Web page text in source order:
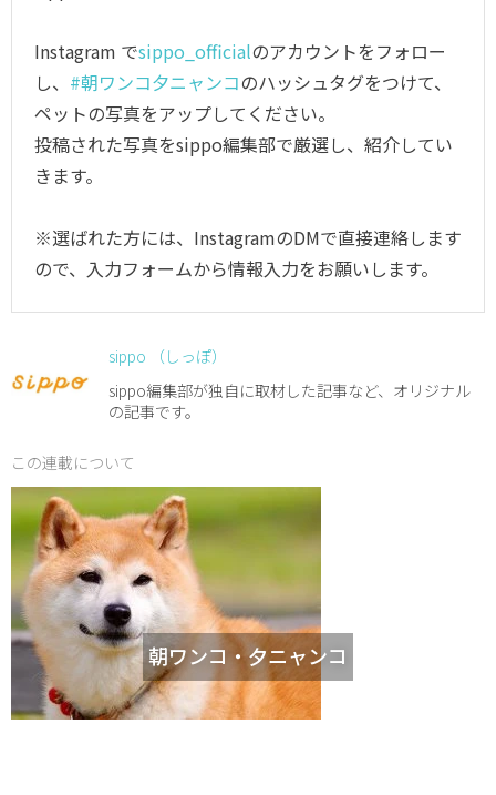
Instagram でsippo_officialのアカウントをフォロー
し、 #朝ワンコ夕ニャンコのハッシュタグをつけて、
ペットの写真をアップしてください。
投稿された写真をsippo編集部で厳選し、紹介してい
きます。
※選ばれた方には、InstagramのDMで直接連絡します
ので、入力フォームから情報入力をお願いします。
sippo （しっぽ）
sippo編集部が独自に取材した記事など、オリジナル
の記事です。
この連載について
朝ワンコ・夕ニャンコ